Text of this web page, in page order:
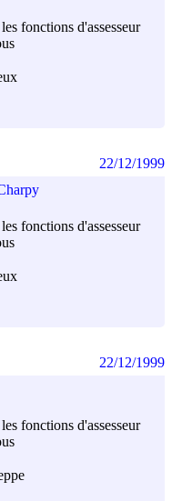
fonctions d'assesseur
fonctions d'assesseur
22/12/1999
fonctions d'assesseur
22/12/1999